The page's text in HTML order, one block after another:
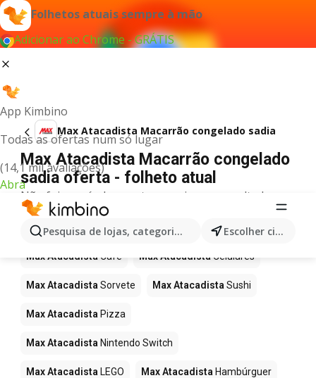
Folhetos atuais sempre à mão
Adicionar ao Chrome - GRÁTIS
App Kimbino
Todas as ofertas num só lugar
(14,1 mil avaliações)
Abra
Pesquisa de lojas, categorias,produtos... Escolher cidade
Max Atacadista Macarrão congelado sadia
Max Atacadista Macarrão congelado
sadia oferta - folheto atual
Não foi possível encontrar quaisquer resultados
para este termo.
Mais produtos em Max Atacadista
Max Atacadista Café Max Atacadista Celulares
Max Atacadista Sorvete Max Atacadista Sushi
Max Atacadista Pizza
Max Atacadista Nintendo Switch
Max Atacadista LEGO Max Atacadista Hambúrguer